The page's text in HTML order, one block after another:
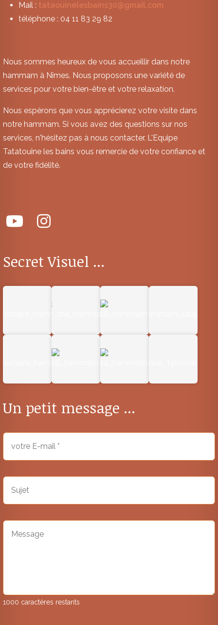
Mail : tataouinelesbains30@gmail.com
téléphone : 04 11 83 29 82
Nous sommes heureux de vous accueillir dans notre
hammam à Nîmes. Nous proposons une variété de
services pour votre bien-être et votre relaxation.
Nous espérons que vous apprécierez votre visite dans
notre hammam. Si vous avez des questions sur nos
services, n'hésitez pas à nous contacter. L'Equipe
Tatatouine les bains vous remercie de votre confiance et
de votre fidélité.
Secret Visuel ...
Un petit message ...
1000 caractères restants